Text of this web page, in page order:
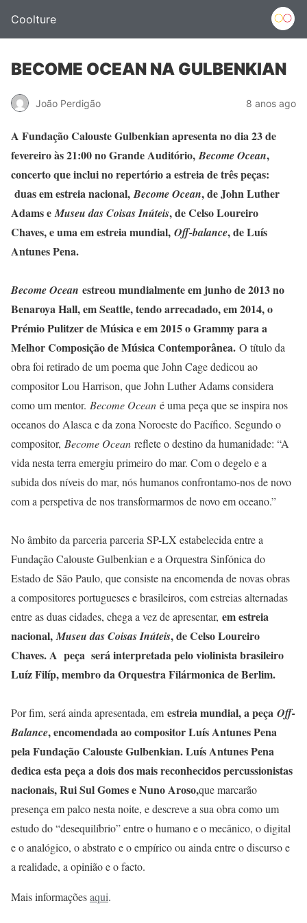
Coolture
BECOME OCEAN NA GULBENKIAN
João Perdigão 8 anos ago
A Fundação Calouste Gulbenkian apresenta no dia 23 de
fevereiro às 21:00 no Grande Auditório,Become Ocean,
concerto que inclui no repertório a estreia de três peças:
duas em estreia nacional,Become Ocean, de John Luther
Adams eMuseu das Coisas Inúteis, de Celso Loureiro
Chaves, e uma em estreia mundial, Off-balance, de Luís
Antunes Pena.
Become Ocean estreou mundialmente em junho de 2013 no
Benaroya Hall, em Seattle, tendo arrecadado, em 2014, o
Prémio Pulitzer de Música e em 2015 o Grammy para a
Melhor Composição de Música Contemporânea. O título da
obra foi retirado de um poema que John Cage dedicou ao
compositor Lou Harrison, que John Luther Adams considera
como um mentor. Become Ocean é uma peça que se inspira nos
oceanos do Alasca e da zona Noroeste do Pacífico. Segundo o
compositor, Become Ocean reflete o destino da humanidade: “A
vida nesta terra emergiu primeiro do mar. Com o degelo e a
subida dos níveis do mar, nós humanos confrontamo-nos de novo
com a perspetiva de nos transformarmos de novo em oceano.”
No âmbito da parceria parceria SP-LX estabelecida entre a
Fundação Calouste Gulbenkian e a Orquestra Sinfónica do
Estado de São Paulo, que consiste na encomenda de novas obras
a compositores portugueses e brasileiros, com estreias alternadas
entre as duas cidades, chega a vez de apresentar, em estreia
nacional,Museu das Coisas Inúteis, de Celso Loureiro
Chaves. A peça será interpretada pelo violinista brasileiro
Luíz Filíp, membro da Orquestra Filármonica de Berlim.
Por fim, será ainda apresentada, em estreia mundial, a peça Off-
Balance, encomendada ao compositor Luís Antunes Pena
pela Fundação Calouste Gulbenkian. Luís Antunes Pena
dedica esta peça a dois dos mais reconhecidos percussionistas
nacionais, Rui Sul Gomes e Nuno Aroso,que marcarão
presença em palco nesta noite, e descreve a sua obra como um
estudo do “desequilíbrio” entre o humano e o mecânico, o digital
e o analógico, o abstrato e o empírico ou ainda entre o discurso e
a realidade, a opinião e o facto.
Mais informaçõesaqui.